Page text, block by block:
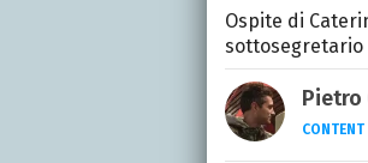
Ospite di
sottosegretario
Pietro